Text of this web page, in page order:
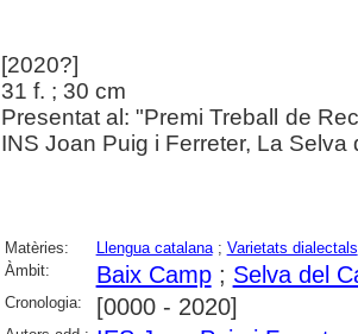
[2020?]
31 f. ; 30 cm
Presentat al: "Premi Treball de
INS Joan Puig i Ferreter, La
Matèries: Llengua catalana; Varietats dialectals
Àmbit:
Baix Camp; Selva del
Cronologia: [0000 - 2020]